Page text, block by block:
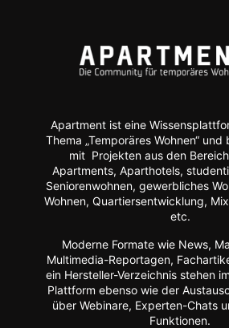
Apartment ist eine
Thema „Temporäres Wohnen“
mit Projekten aus den
Apartments, Aparthotels,
Seniorenwohnen, gewerbliches
Wohnen, Quartiersentwicklung,
etc.
Moderne Formate wie News,
Multimedia-Reportagen,
ein Hersteller-Verzeichnis stehen
Plattform ebenso wie der
über Webinare, Experten-Chats
Funktionen.